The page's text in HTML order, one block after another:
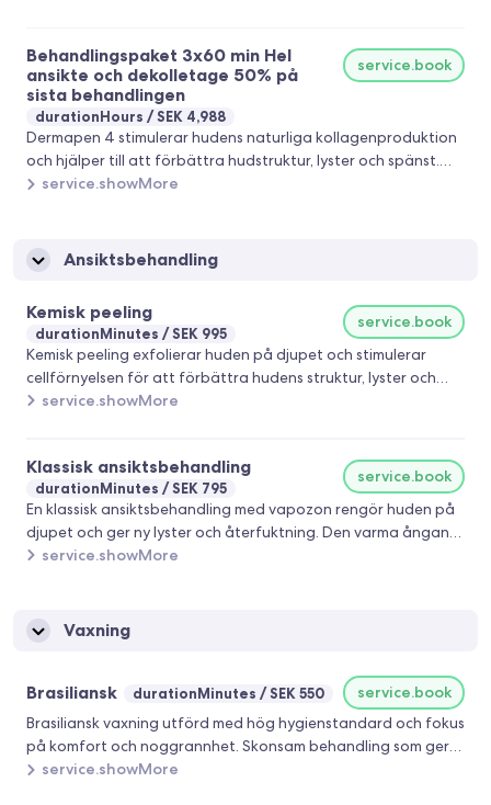
resultat.
Behandlingspaket 3x60 min Hel
ansikte och dekolletage 50% på
sista behandlingen
durationHours SEK 4,988
service.book
Dermapen 4 stimulerar hudens naturliga kollagenproduktion
och hjälper till att förbättra hudstruktur, lyster och spänst.
Behandlingen kan reducera fina linjer, akneärr,
resultat.
service.showMore
Ansiktsbehandling
Kemisk peeling
durationMinutes SEK 995
service.book
Kemisk peeling exfolierar huden på djupet och stimulerar
cellförnyelsen för att förbättra hudens struktur, lyster och
jämnhet. Behandlingen hjälper till att reducera
naturligt resultat.
service.showMore
Klassisk ansiktsbehandling
durationMinutes SEK 795
service.book
En klassisk ansiktsbehandling med vapozon rengör huden på
djupet och ger ny lyster och återfuktning. Den varma ångan
från vapozonen öppnar upp porerna och förbereder huden
samtidigt som du får en avkopplande stund.
service.showMore
Vaxning
Brasiliansk durationMinutes SEK 550
service.book
Brasiliansk vaxning utförd med hög hygienstandard och fokus
på komfort och noggrannhet. Skonsam behandling som ger
ett långvarigt, slätt resultat. Passar dig som vill ha en
service.showMore